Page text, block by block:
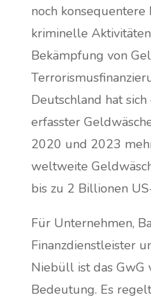
noch
kriminelle
Bekämpfung von
Deutschland hat
erfasster
2020 und 2023
weltweite
bis zu 2 Billionen
Für Unternehmen,
Finanzdienstleister
Niebüll ist das GwG
Bedeutung. Es